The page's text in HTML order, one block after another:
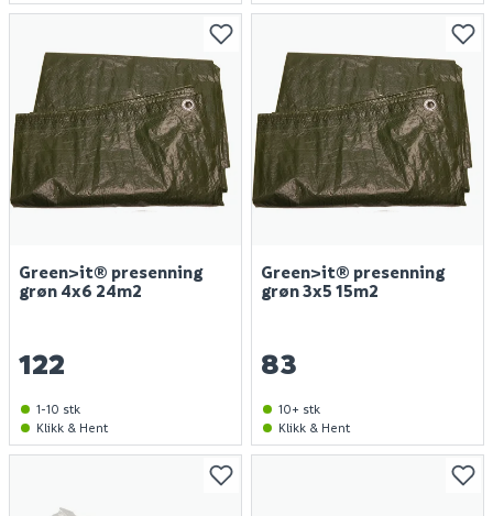
Green>it® presenning
grøn 4x6 24m2
122
1-10 stk
Klikk & Hent
Green>it® presenning
grøn 3x5 15m2
83
10+ stk
Klikk & Hent